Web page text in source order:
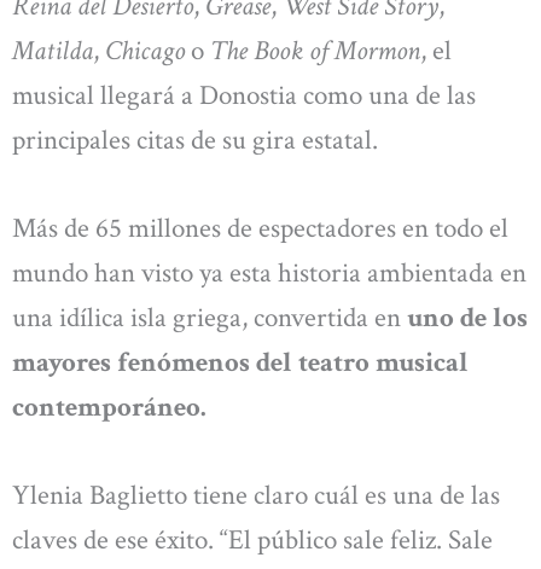
Matilda, Chicagoo The Book of Mormon, el
musical llegará a Donostia como una de las
principales citas de su gira estatal.
Más de 65 millones de espectadores en todo el
mundo han visto ya esta historia ambientada en
una idílica isla griega, convertida enuno de los
mayores fenómenos del teatro musical
contemporáneo.
Ylenia Baglietto tiene claro cuál es una de las
claves de ese éxito. “El público sale feliz. Sale